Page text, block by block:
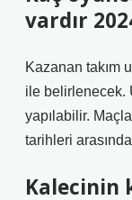
vardır
Kazanan takım
ile belirlenecek.
yapılabilir.
tarihleri
Kalecinin